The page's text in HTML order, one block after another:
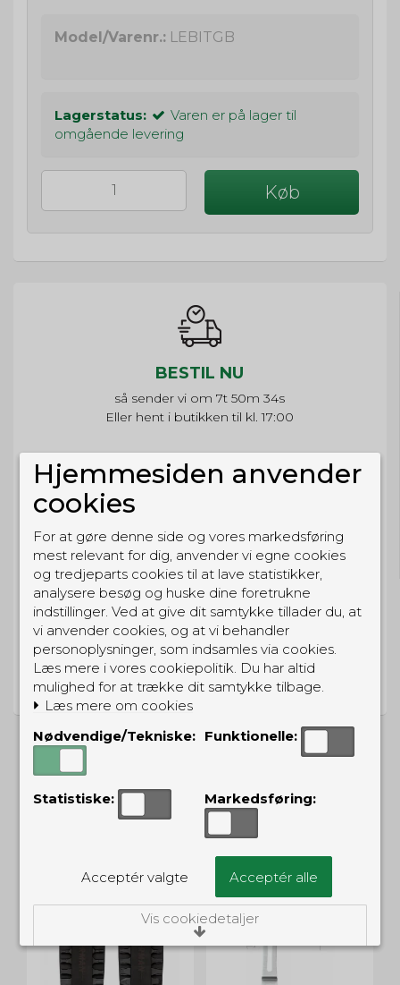
Model/Varenr.: LEBITGB
Lagerstatus:
Varen er på lager til
omgående levering
Køb
BESTIL NU
så sender vi om 7t 50m 34s
Eller hent i butikken til kl. 17:00
GRATIS LEVERING
Til pakkeboks ved køb for 399 kr.
Gratis hjemmelevering for 699 kr.
PRISGARANTI
Vi har prisgaranti på alle produkter
ALTERNATIVE PRODUKTER
Hjemmesiden anvender
cookies
For at gøre denne side og vores markedsføring
mest relevant for dig, anvender vi egne cookies
og tredjeparts cookies til at lave statistikker,
analysere besøg og huske dine foretrukne
indstillinger. Ved at give dit samtykke tillader du, at
vi anvender cookies, og at vi behandler
personoplysninger, som indsamles via cookies.
Læs mere i vores cookiepolitik. Du har altid
mulighed for at trække dit samtykke tilbage.
Læs mere om cookies
Nødvendige/Tekniske: Funktionelle:
Statistiske: Markedsføring:
Acceptér valgte Acceptér alle
Vis cookiedetaljer
Nødvendige/Tekniske